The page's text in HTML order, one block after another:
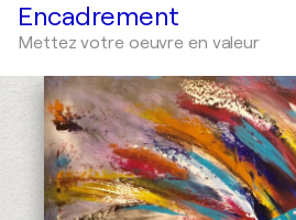
Encadrement
Mettez votre oeuvre en valeur